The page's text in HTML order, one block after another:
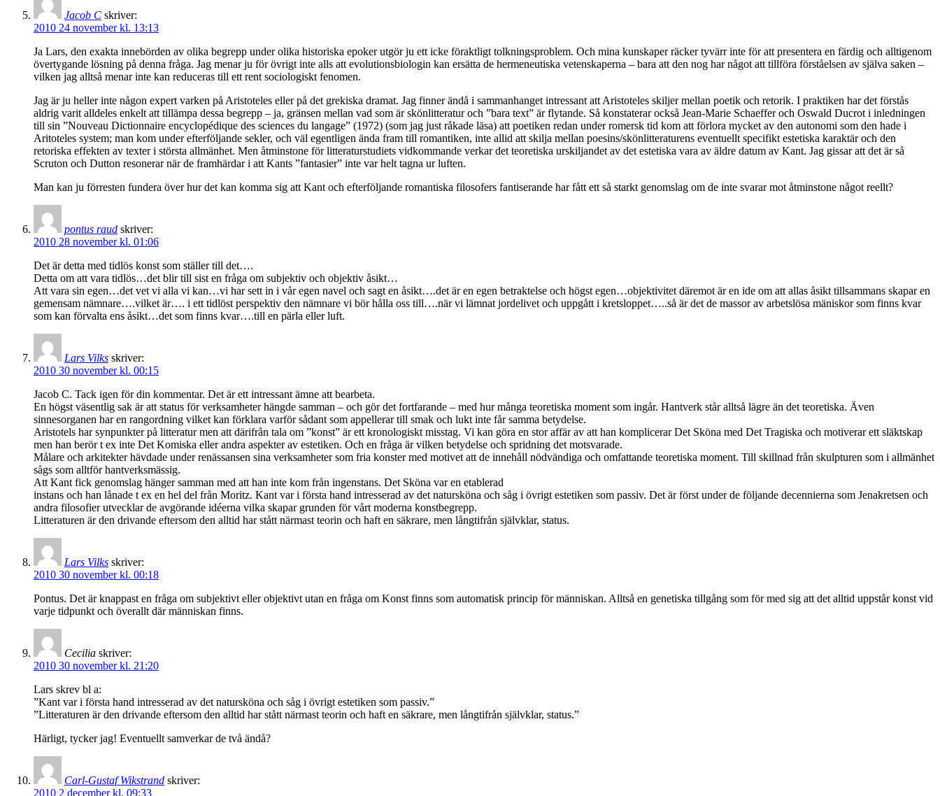
Jacob C skriver:
2010 24 november kl. 13:13
Ja Lars, den exakta innebörden av olika begrepp under olika historiska epoker utgör ju ett icke föraktligt tolkningsproblem. Och mina kunskaper räcker tyvärr inte för att presentera en färdig och alltigenom
övertygande lösning på denna fråga. Jag menar ju för övrigt inte alls att evolutionsbiologin kan ersätta de hermeneutiska vetenskaperna – bara att den nog har något att tillföra förståelsen av själva saken –
vilken jag alltså menar inte kan reduceras till ett rent sociologiskt fenomen.
Jag är ju heller inte någon expert varken på Aristoteles eller på det grekiska dramat. Jag finner ändå i sammanhanget intressant att Aristoteles skiljer mellan poetik och retorik. I praktiken har det förstås
aldrig varit alldeles enkelt att tillämpa dessa begrepp – ja, gränsen mellan vad som är skönlitteratur och ”bara text” är flytande. Så konstaterar också Jean-Marie Schaeffer och Oswald Ducrot i inledningen
till sin ”Nouveau Dictionnaire encyclopédique des sciences du langage” (1972) (som jag just råkade läsa) att poetiken redan under romersk tid kom att förlora mycket av den autonomi som den hade i
Aritoteles system; man kom under efterföljande sekler, och väl egentligen ända fram till romantiken, inte allid att skilja mellan poesins/skönlitteraturens eventuellt specifikt estetiska karaktär och den
retoriska effekten av texter i största allmänhet. Men åtminstone för litteraturstudiets vidkommande verkar det teoretiska urskiljandet av det estetiska vara av äldre datum av Kant. Jag gissar att det är så
Scruton och Dutton resonerar när de framhärdar i att Kants ”fantasier” inte var helt tagna ur luften.
Man kan ju förresten fundera över hur det kan komma sig att Kant och efterföljande romantiska filosofers fantiserande har fått ett så starkt genomslag om de inte svarar mot åtminstone något reellt?
pontus raud skriver:
2010 28 november kl. 01:06
Det är detta med tidlös konst som ställer till det….
Detta om att vara tidlös…det blir till sist en fråga om subjektiv och objektiv åsikt…
Att vara sin egen…det vet vi alla vi kan…vi har sett in i vår egen navel och sagt en åsikt….det är en egen betraktelse och högst egen…objektivitet däremot är en ide om att allas åsikt tillsammans skapar en
gemensam nämnare….vilket är…. i ett tidlöst perspektiv den nämnare vi bör hålla oss till….när vi lämnat jordelivet och uppgått i kretsloppet…..så är det de massor av arbetslösa mäniskor som finns kvar
som kan förvalta ens åsikt…det som finns kvar….till en pärla eller luft.
Lars Vilks skriver:
2010 30 november kl. 00:15
Jacob C. Tack igen för din kommentar. Det är ett intressant ämne att bearbeta.
En högst väsentlig sak är att status för verksamheter hängde samman – och gör det fortfarande – med hur många teoretiska moment som ingår. Hantverk står alltså lägre än det teoretiska. Även
sinnesorganen har en rangordning vilket kan förklara varför sådant som appellerar till smak och lukt inte får samma betydelse.
Aristotels har synpunkter på litteratur men att därifrån tala om ”konst” är ett kronologiskt misstag. Vi kan göra en stor affär av att han komplicerar Det Sköna med Det Tragiska och motiverar ett släktskap
men han berör t ex inte Det Komiska eller andra aspekter av estetiken. Och en fråga är vilken betydelse och spridning det motsvarade.
Målare och arkitekter hävdade under renässansen sina verksamheter som fria konster med motivet att de innehåll nödvändiga och omfattande teoretiska moment. Till skillnad från skulpturen som i allmänhet
sågs som alltför hantverksmässig.
Att Kant fick genomslag hänger samman med att han inte kom från ingenstans. Det Sköna var en etablerad
instans och han lånade t ex en hel del från Moritz. Kant var i första hand intresserad av det natursköna och såg i övrigt estetiken som passiv. Det är först under de följande decennierna som Jenakretsen och
andra filosofier utvecklar de avgörande idéerna vilka skapar grunden för vårt moderna konstbegrepp.
Litteraturen är den drivande eftersom den alltid har stått närmast teorin och haft en säkrare, men långtifrån självklar, status.
Lars Vilks skriver:
2010 30 november kl. 00:18
Pontus. Det är knappast en fråga om subjektivt eller objektivt utan en fråga om Konst finns som automatisk princip för människan. Alltså en genetiska tillgång som för med sig att det alltid uppstår konst vid
varje tidpunkt och överallt där människan finns.
Cecilia skriver:
2010 30 november kl. 21:20
Lars skrev bl a:
”Kant var i första hand intresserad av det natursköna och såg i övrigt estetiken som passiv.”
”Litteraturen är den drivande eftersom den alltid har stått närmast teorin och haft en säkrare, men långtifrån självklar, status.”
Härligt, tycker jag! Eventuellt samverkar de två ändå?
Carl-Gustaf Wikstrand skriver:
2010 2 december kl. 09:33